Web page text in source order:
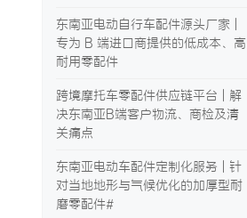
东南亚电动自行车配件源头厂家 |
专为 B 端进口商提供的低成本、高
耐用零配件
跨境摩托车零配件供应链平台 | 解
决东南亚B端客户物流、商检及清
关痛点
东南亚电动车配件定制化服务 | 针
对当地地形与气候优化的加厚型耐
磨零配件#